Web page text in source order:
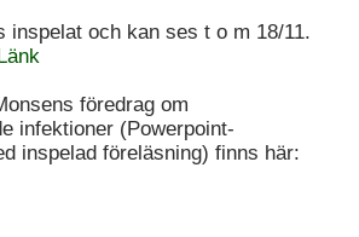
inspelat och kan ses t o m 18/11.
föredrag om
infektioner (Powerpoint-
inspelad föreläsning) finns här: